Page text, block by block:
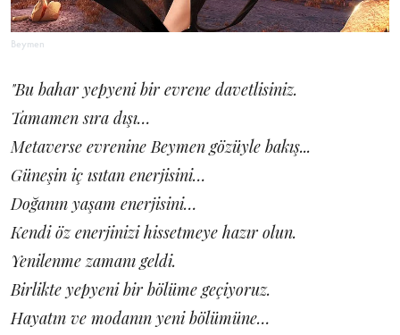
Beymen
"Bu bahar yepyeni bir evrene davetlisiniz.
Tamamen sıra dışı…
Metaverse evrenine Beymen gözüyle bakış...
Güneşin iç ısıtan enerjisini…
Doğanın yaşam enerjisini…
Kendi öz enerjinizi hissetmeye hazır olun.
Yenilenme zamanı geldi.
Birlikte yepyeni bir bölüme geçiyoruz.
Hayatın ve modanın yeni bölümüne…